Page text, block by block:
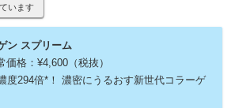
います
ン スプリーム
格：¥4,600（税抜）
度294倍*！ 濃密にうるおす新世代コラーゲ